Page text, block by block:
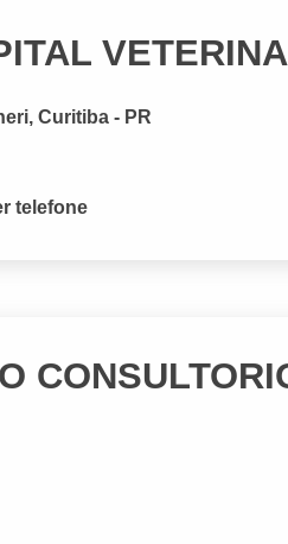
Curitiba - PR
telefone